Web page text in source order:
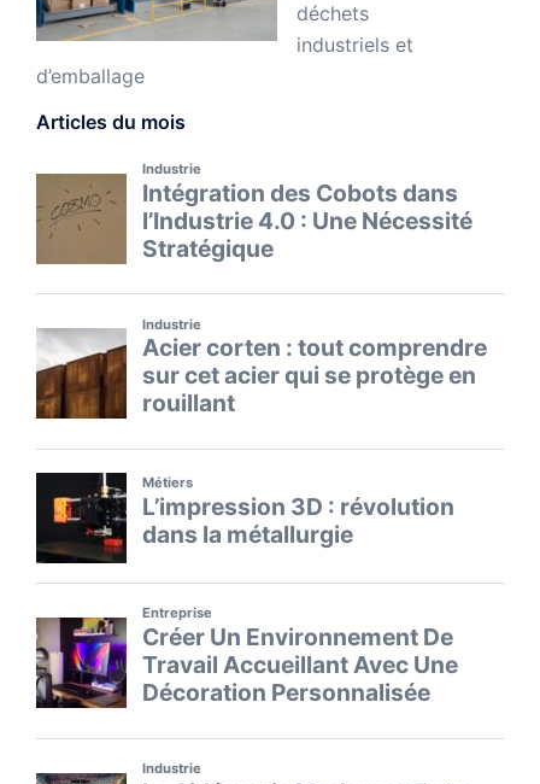
déchets
industriels et
d’emballage
Articles du mois